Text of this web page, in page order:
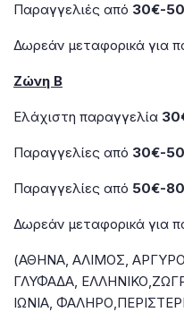
Παραγγελιές από 30€-
Δωρεάν μεταφορικά για
Ζώνη Β
Ελάχιστη παραγγελία
Παραγγελίες από 30€-
Παραγγελίες από 50€-
Δωρεάν μεταφορικά για
(ΑΘΗΝΑ, ΑΛΙΜΟΣ,
ΓΛΥΦΑΔΑ,
ΙΩΝΙΑ,